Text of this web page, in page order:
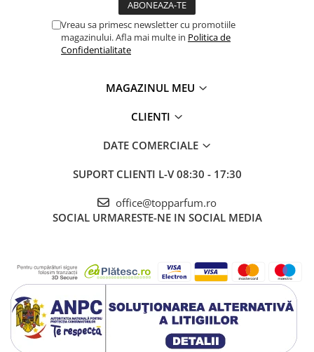
Vreau sa primesc newsletter cu promotiile
magazinului. Afla mai multe in Politica de
Confidentialitate
MAGAZINUL MEU
CLIENTI
DATE COMERCIALE
SUPORT CLIENTI L-V 08:30 - 17:30
office@topparfum.ro
SOCIAL URMARESTE-NE IN SOCIAL MEDIA